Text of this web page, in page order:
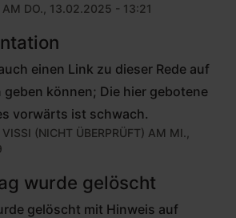
AM DO., 13.02.2025 - 13:21
einen Link zu dieser Rede auf
geben können; Die hier gebotene
vorwärts ist schwach.
VISSI (NICHT ÜBERPRÜFT) AM MI.,
wurde gelöscht
gelöscht mit Hinweis auf